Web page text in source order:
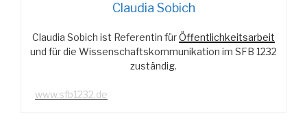
Claudia Sobich
Claudia Sobich ist Referentin fürÖffentlichkeitsarbeit
und für die Wissenschaftskommunikation im SFB 1232
zuständig.
www.sfb1232.de